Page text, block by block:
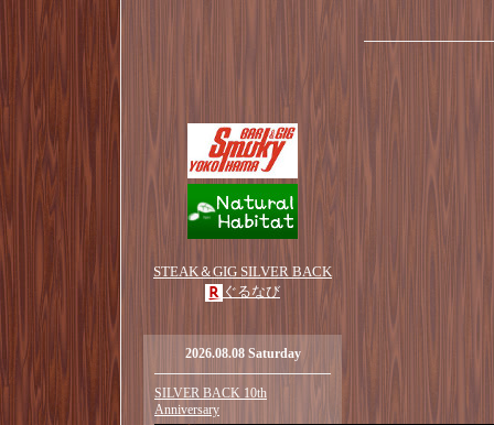
STEAK＆GIG SILVER BACK
ぐるなび
2026.08.08 Saturday
SILVER BACK 10th
Anniversary